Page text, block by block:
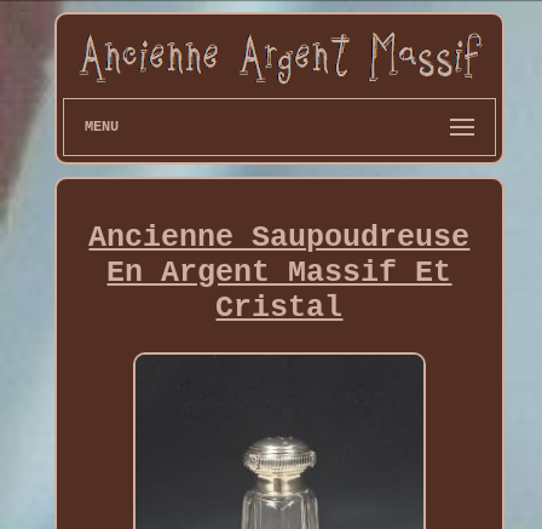
MENU
Ancienne Saupoudreuse
En Argent Massif Et
Cristal